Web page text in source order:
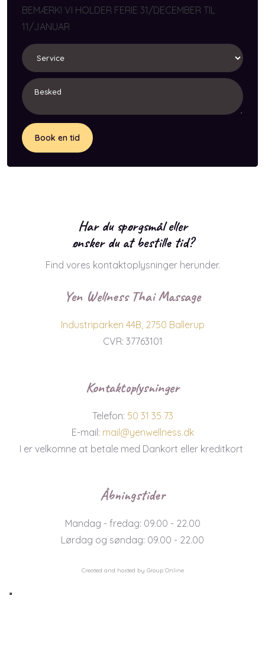
BEMÆRK! VI HOLDER FERIE 31/DECEMBER TIL
11/JANUAR
Har du spørgsmål eller
​ønsker du at bestille tid?
Find vores kontaktoplysninger herunder.
Yen Wellness Thai Massage
Industriparken 44B, 2750 Ballerup
CVR: 37763101
Kontaktoplysninger
Telefon: 50 31 35 73
E-mail: mail@yenwellness.dk
I er velkomne at betale med Dankort eller kreditkort
Åbningstider
Mandag - fredag: 09.00 - 22.00
Lørdag og søndag: 09.00 - 22.00
Created and hosted by Group Online